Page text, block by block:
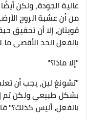
عالية الجودة، ولكن
من أن عشبة الروح
قويتان، إلا أن تحقيق
بالفعل الحد الأقصى ما
"إلا ماذا؟"
"تشونغ لين، يجب أن
بشكل طبيعي ولكن
بالفعل، أليس كذلك؟"